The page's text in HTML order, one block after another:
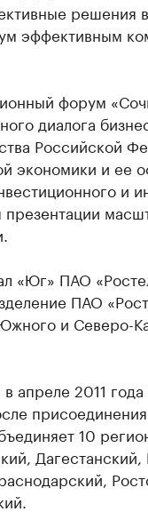
решения в
эффективным
форум
диалога
Российской
экономики и ее
и
«Юг» ПАО
ПАО
и Северо-
апреле 2011
10